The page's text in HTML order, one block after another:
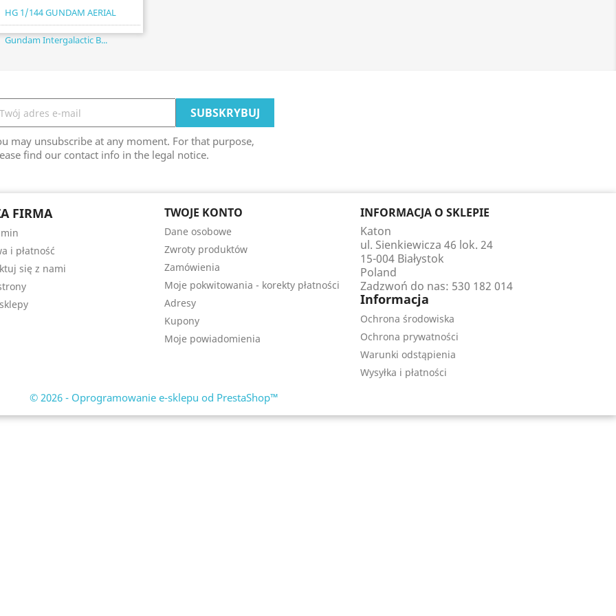
HG 1/144 GUNDAM AERIAL
Gundam Intergalactic B...
may unsubscribe at any moment. For that purpose,
find our contact info in the legal notice.
FIRMA
i płatność
się z nami
TWOJE KONTO
Dane osobowe
Zwroty produktów
Zamówienia
Moje pokwitowania - korekty płatności
Adresy
Kupony
Moje powiadomienia
INFORMACJA O SKLEPIE
Katon
ul. Sienkiewicza 46 lok. 24
15-004 Białystok
Poland
Zadzwoń do nas: 530 182 014
Informacja
Ochrona środowiska
Ochrona prywatności
Warunki odstąpienia
Wysyłka i płatności
© 2026 - Oprogramowanie e-sklepu od PrestaShop™